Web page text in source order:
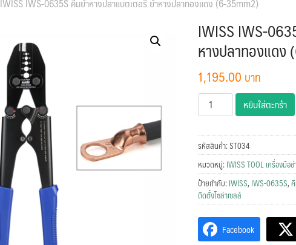
IWISS IWS-0635S คีมย้ำหางปลาแบตเตอรี่ ย้ำหางปลาทองแดง (6-35mm2)
IWISS IWS-
หางปลาทองแดง
1,195.00
จำนวน
IWISS
0635S
คีม
ย้ำ
หางปลา
แบตเตอรี่
ย้ำ
หางปลา
หยิบใส่ตะกร้า
รหัสสินค้า:ST034
หมวดหมู่:IWISS TOOL เครื่องมือ
ป้ายกำกับ:IWISS, IWS-0635S,
ติดตั้งโซล่าเซลล์
Facebook